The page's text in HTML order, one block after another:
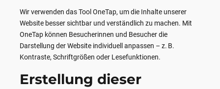
Wir verwenden das Tool OneTap, um die Inhalte unserer
Website besser sichtbar und verständlich zu machen. Mit
OneTap können Besucherinnen und Besucher die
Darstellung der Website individuell anpassen – z. B.
Kontraste, Schriftgrößen oder Lesefunktionen.
Erstellung dieser